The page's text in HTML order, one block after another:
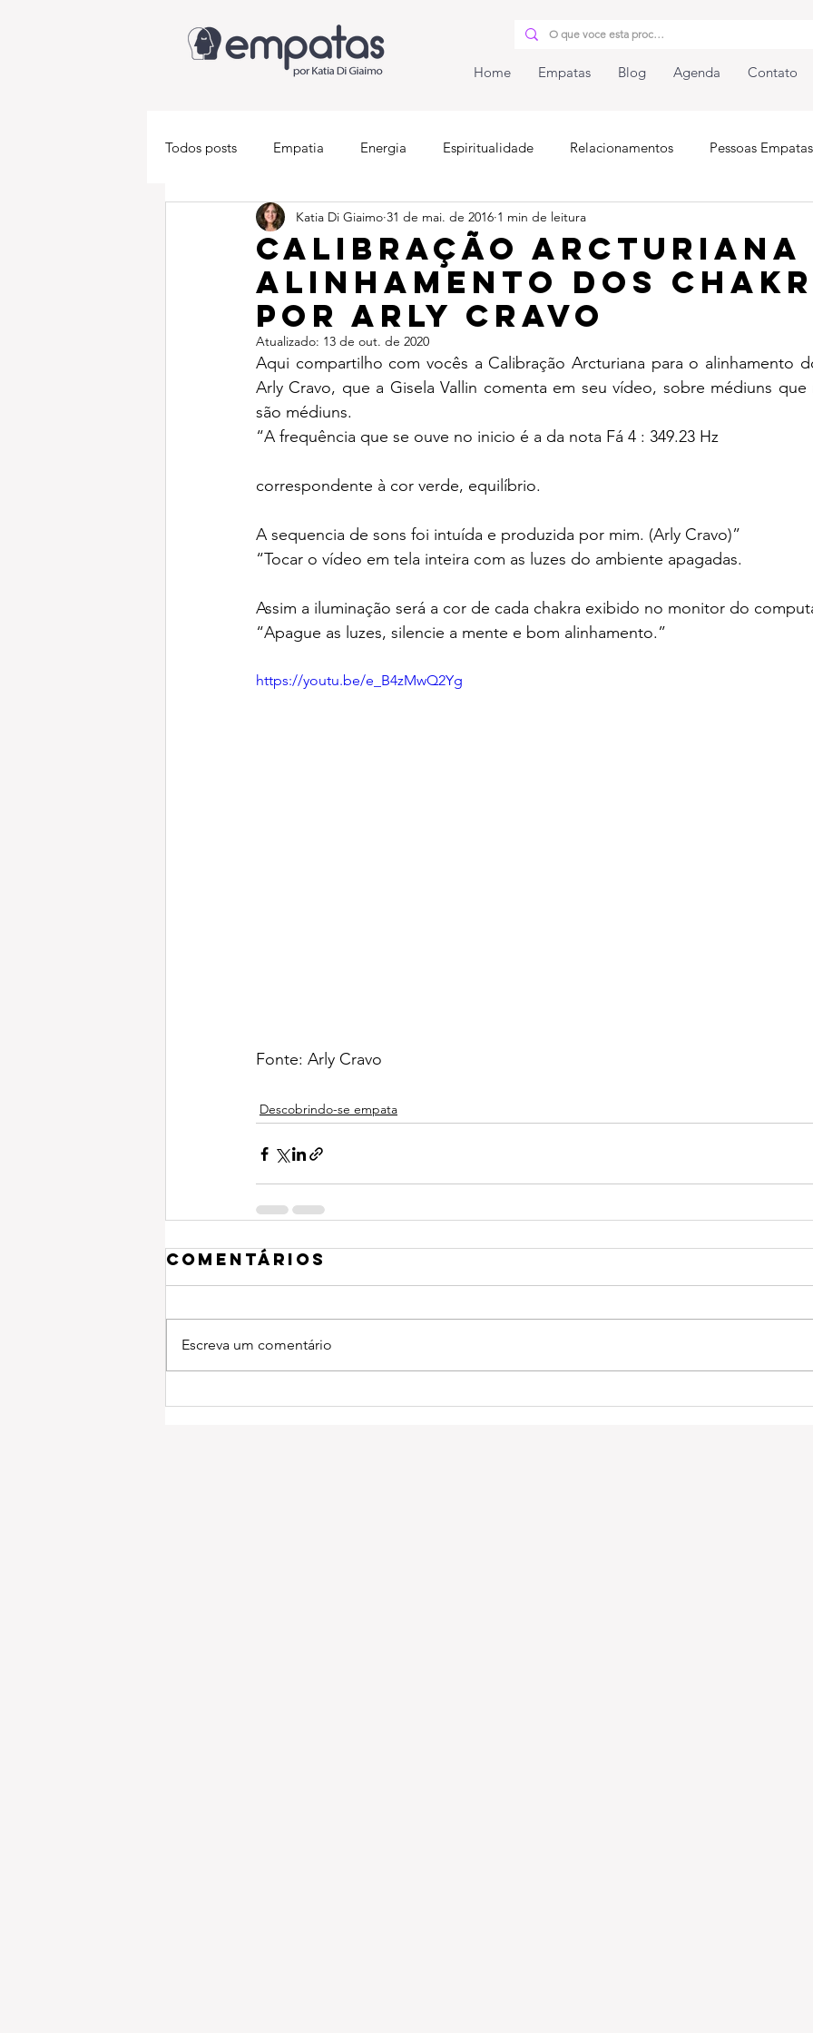
Home Empatas Blog Agenda Contato
Todos posts Empatia Energia Espiritualidade Relacionamentos Pessoas Empatas
Descobrindo-se empata Mediunidade
Calibração Arcturiana
alinhamento dos
por Arly Cravo
Katia Di Giaimo 31 de mai. de 2016 1 min de leitura
Atualizado: 13 de out. de 2020
Aqui compartilho com vocês a Calibração Arcturiana para o alinhamento
Arly Cravo, que a Gisela Vallin comenta em seu vídeo, sobre médiuns que
são médiuns.
“A frequência que se ouve no inicio é a da nota Fá 4 : 349.23 Hz
correspondente à cor verde, equilíbrio.
A sequencia de sons foi intuída e produzida por mim. (Arly Cravo)”
“Tocar o vídeo em tela inteira com as luzes do ambiente apagadas.
Assim a iluminação será a cor de cada chakra exibido no monitor do
“Apague as luzes, silencie a mente e bom alinhamento.”
https://youtu.be/e_B4zMwQ2Yg
Fonte: Arly Cravo
Descobrindo-se empata
Comentários
Escreva um comentário